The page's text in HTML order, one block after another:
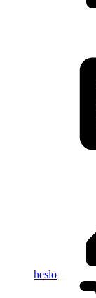
heslo